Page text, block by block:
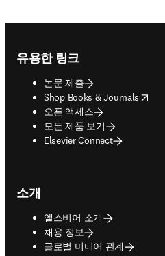
유용한 링크
논문 제출
Shop Books & Journals
opens in new tab/window
오픈 액세스
모든 제품 보기
Elsevier Connect
소개
엘스비어 소개
채용 정보
글로벌 미디어 관계